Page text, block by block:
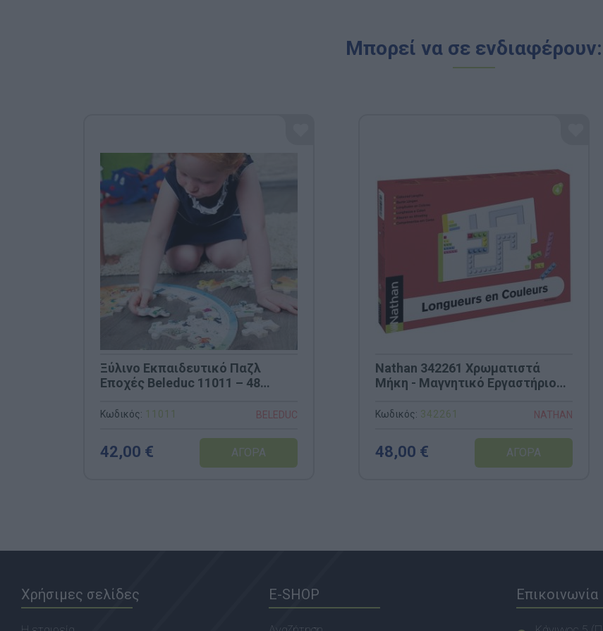
Μπορεί να σε ενδιαφέρουν:
Ξύλινο Εκπαιδευτικό Παζλ
Εποχές Beleduc 11011 – 48
Χρόνο & Ανάπτυξη Λεξιλογίου
Κωδικός: 11011 BELEDUC
42,00 €
Nathan 342261 Χρωματιστά
Μήκη - Μαγνητικό Εργαστήριο
Κωδικός: 342261 NATHAN
48,00 €
Χρήσιμες σελίδες E-SHOP Επικοινωνία